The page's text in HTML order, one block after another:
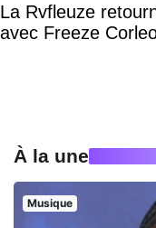
La Rvfleuze
avec Freeze
À la une
Musique